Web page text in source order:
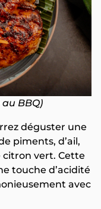
BBQ)
déguster une
piments, d’ail,
citron vert. Cette
touche d’acidité
avec